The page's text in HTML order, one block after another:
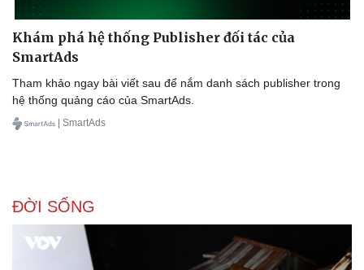
Khám phá hệ thống Publisher đối tác của
SmartAds
Tham khảo ngay bài viết sau để nắm danh sách publisher trong
hệ thống quảng cáo của SmartAds.
| SmartAds
ĐỜI SỐNG